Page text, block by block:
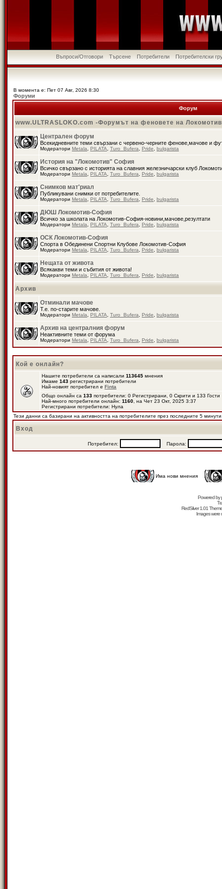
Въпроси/Отговори Търсене Потребители Потребителски
В момента е: Пет 07 Авг, 2026 8:30
Форуми
Форум
www.ULTRASLOKO.com -Форумът на феновете на
Централен форум
Всекидневните теми свързани с червено-черните фенове,мачове и
Модератори Metala PILATA Turo_Bufera Pride bulgarista
История на "Локомотив" София
Всичко свързано с историята на славния железничарски клуб
Модератори Metala PILATA Turo_Bufera Pride bulgarista
Снимков мат'риал
Публикувани снимки от потребителите.
Модератори Metala PILATA Turo_Bufera Pride bulgarista
ДЮШ Локомотив-София
Всичко за школата на Локомотив-София-новини,мачове,резултати
Модератори Metala PILATA Turo_Bufera Pride bulgarista
ОСК Локомотив-София
Спорта в Обединени Спортни Клубове Локомотив-София
Модератори Metala PILATA Turo_Bufera Pride bulgarista
Нещата от живота
Всякакви теми и събития от живота!
Модератори Metala PILATA Turo_Bufera Pride bulgarista
Архив
Отминали мачове
Т.е. по-старите мачове.
Модератори Metala PILATA Turo_Bufera Pride bulgarista
Архив на централния форум
Неактивните теми от форума
Модератори Metala PILATA Turo_Bufera Pride bulgarista
Кой е онлайн?
Нашите потребители са написали 113645 мнения
Имаме 143 регистрирани потребители
Най-новият потребител е Finta
Общо онлайн са 133 потребители: 0 Регистрирани, 0 Скрити и 133
Най-много потребители онлайн: 1160 , на Чет 23 Окт, 2025 3:37
Регистрирани потребители: Нула
Тези данни са базирани на активността на потребителите през последните 5 минути
Вход
Потребител: Парола:
Има нови мнения
Powered by
RedSilver 1.01
Images were